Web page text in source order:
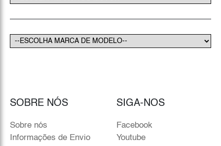
SOBRE NÓS
Sobre nós
Informações de Envio
SIGA-NOS
Facebook
Youtube